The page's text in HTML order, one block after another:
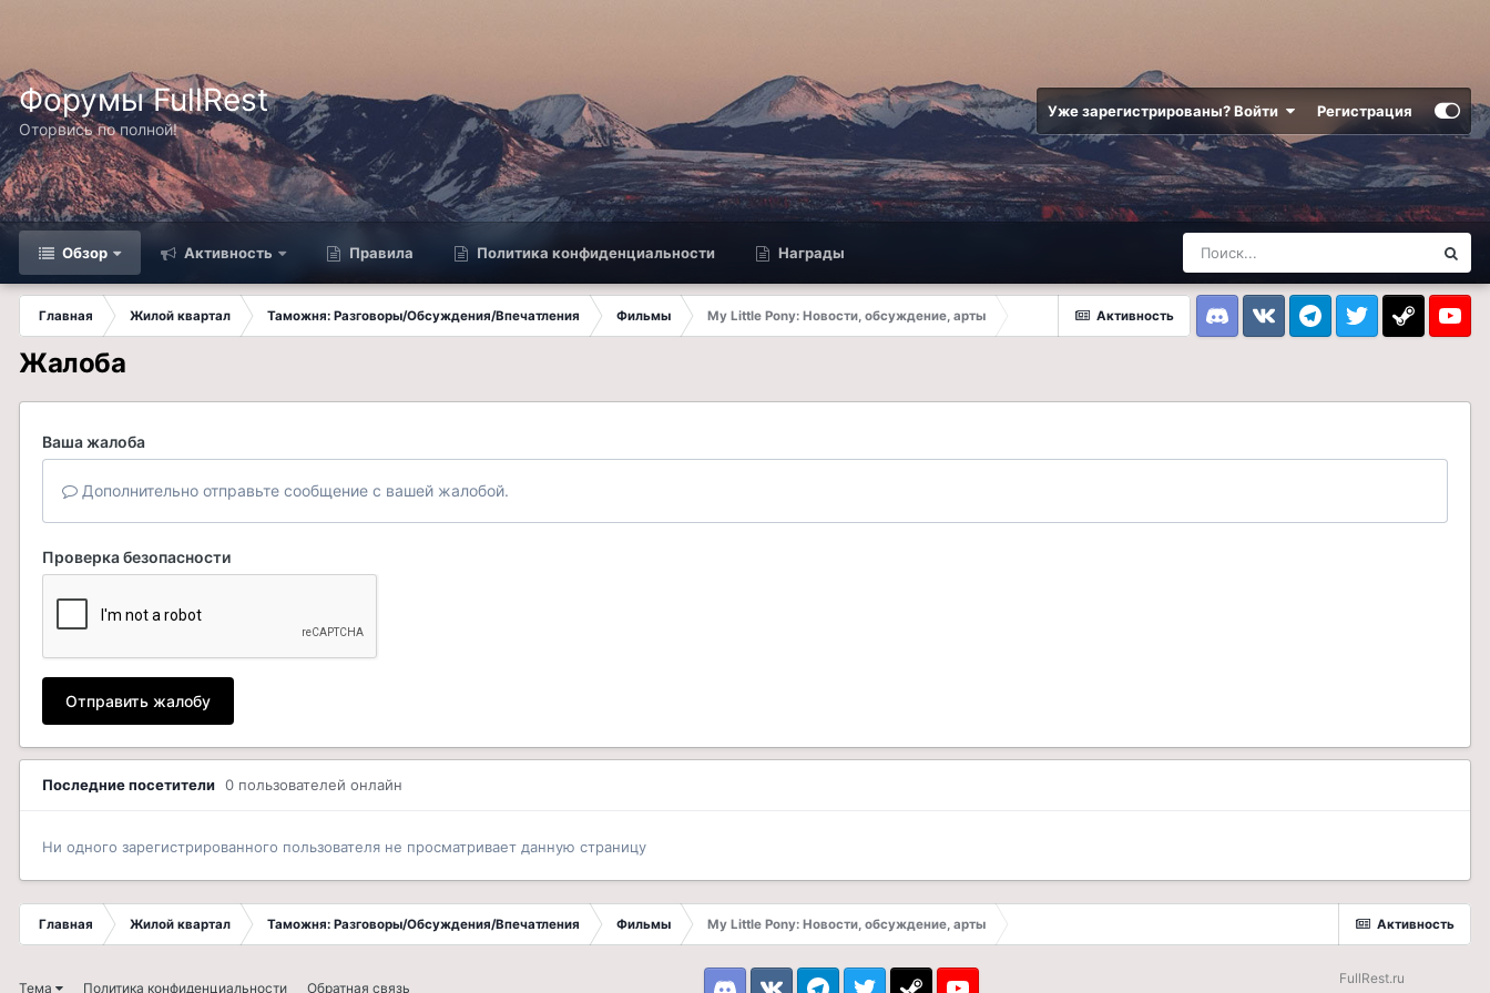
Форумы FullRest
Оторвись по полной!
Уже зарегистрированы? Войти Регистрация
Обзор Активность Правила Политика конфиденциальности Награды
Активность
Главная Жилой квартал Таможня: Разговоры/Обсуждения/Впечатления Фильмы
My Little Pony: Новости, обсуждение, арты
DiscordVK TelegramTwitter Steam
Жалоба
Ваша жалоба
Дополнительно отправьте сообщение с вашей жалобой.
Проверка безопасности
Отправить жалобу
Последние посетители 0 пользователей онлайн
Ни одного зарегистрированного пользователя не просматривает данную страницу
Активность
Главная Жилой квартал Таможня: Разговоры/Обсуждения/Впечатления Фильмы My Little Pony: Новости, обсуждение, арты
Тема Политика конфиденциальности Обратная связь
FullRest.ru